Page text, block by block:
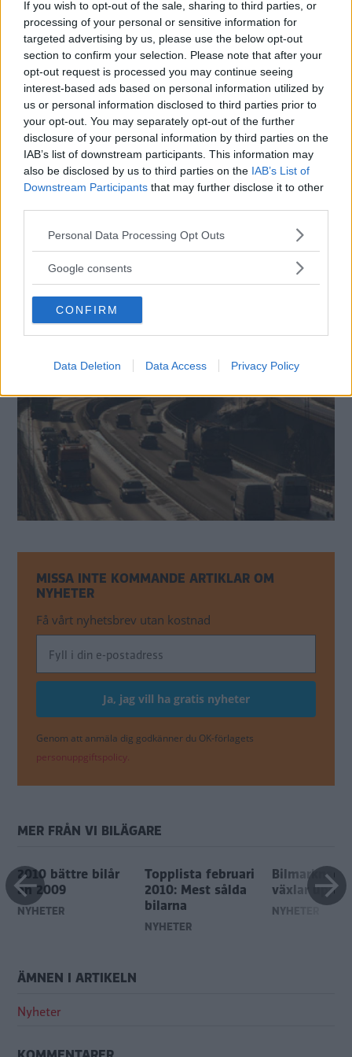
If you wish to opt-out of the sale, sharing to third parties, or
processing of your personal or sensitive information for
targeted advertising by us, please use the below opt-out
section to confirm your selection. Please note that after your
opt-out request is processed you may continue seeing
interest-based ads based on personal information utilized by
us or personal information disclosed to third parties prior to
your opt-out. You may separately opt-out of the further
disclosure of your personal information by third parties on the
IAB’s list of downstream participants. This information may
also be disclosed by us to third parties on the IAB’s List of
Downstream Participants that may further disclose it to other
Please note that this website/app uses one or more Google
not limited to your visit or usage behaviour. You may click to
use your data for below specified purposes in below Google
consent section.
Personal Data Processing Opt Outs
Google consents
CONFIRM
Data Deletion Data Access Privacy Policy
bilmarknaden återhämtat sig snabbare än
förväntat efter finanskrisen.
Det kan bland annat bero på att många avvaktat
med sina bilköp och att ersättningsbehovet
därmed är stort.
Behovet av ersättning har också ökat eftersom
bilparken i Sverige blir allt äldre, menar Bil
Diskutera: Har du väntat med bilköp under
finanskrisen?
MISSA INTE KOMMANDE ARTIKLAR OM
NYHETER
Få vårt nyhetsbrev utan kostnad
Genom att anmäla dig godkänner du OK-förlagets
personuppgiftspolicy.
MER FRÅN VI BILÄGARE
2010 bättre bilår
än 2009
NYHETER
Topplista februari
2010: Mest sålda
bilarna
NYHETER
växlar upp
NYHETER
ÄMNEN I ARTIKELN
Nyheter